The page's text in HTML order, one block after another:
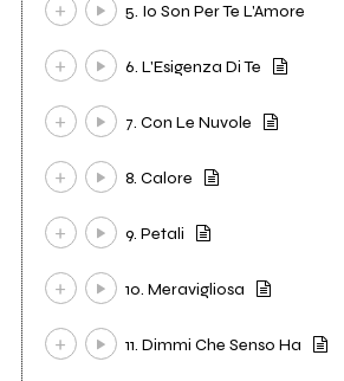
5. Io Son Per Te L'Amore
6. L'Esigenza Di Te
7. Con Le Nuvole
8. Calore
9. Petali
10. Meravigliosa
11. Dimmi Che Senso Ha